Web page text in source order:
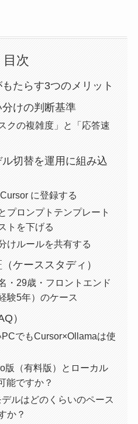
目次
たらす3つのメリット
けの判断基準
クの複雑度」と「応答速
切替を運用に組み込
に登録する
プロンプトテンプレート
トを下げる
けルールを共有する
ケーススタディ）
・29歳・フロントエンド
験5年）のケース
）
でもCursor×Ollamaは使
版（有料版）とローカル
能ですか？
ルはどのくらいのペース
か？